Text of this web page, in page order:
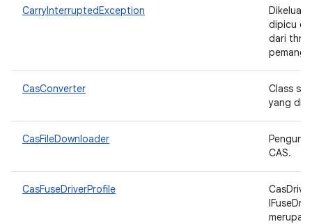
CarryInterruptedException
dipicu
dari
CasConverter
Class
yang di-
CasFileDownloader
CAS.
CasFuseDriverProfile